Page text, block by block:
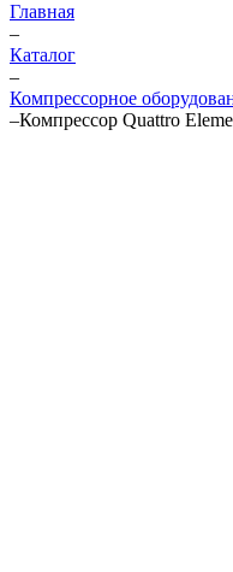
Главная
–
Каталог
–
Компрессорное
–Компрессор Quattro